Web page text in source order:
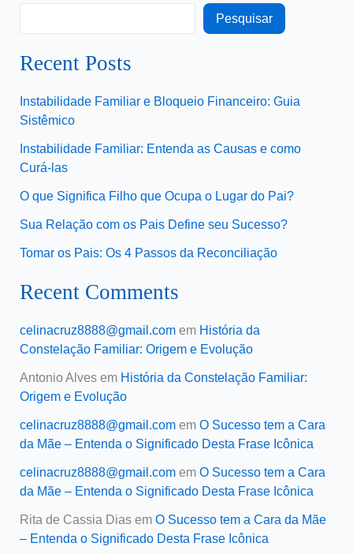
Pesquisar
Recent Posts
Instabilidade Familiar e Bloqueio Financeiro: Guia
Sistêmico
Instabilidade Familiar: Entenda as Causas e como
Curá-las
O que Significa Filho que Ocupa o Lugar do Pai?
Sua Relação com os Pais Define seu Sucesso?
Tomar os Pais: Os 4 Passos da Reconciliação
Recent Comments
celinacruz8888@gmail.comem História da
Constelação Familiar: Origem e Evolução
Antonio Alvesem História da Constelação Familiar:
Origem e Evolução
celinacruz8888@gmail.comem O Sucesso tem a Cara
da Mãe – Entenda o Significado Desta Frase Icônica
celinacruz8888@gmail.comem O Sucesso tem a Cara
da Mãe – Entenda o Significado Desta Frase Icônica
Rita de Cassia Diasem O Sucesso tem a Cara da Mãe
– Entenda o Significado Desta Frase Icônica